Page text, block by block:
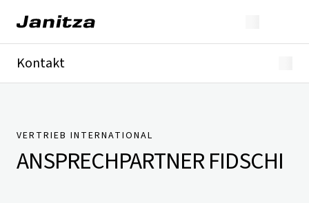
Kontakt
Presse
VERTRIEB INTERNATIONAL
ANSPRECHPARTNERFIDSCHI